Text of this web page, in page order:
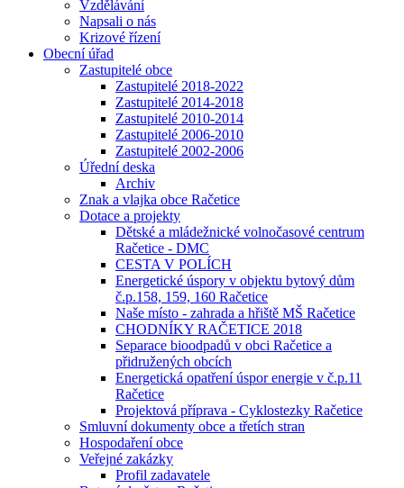
Vzdělávání
Napsali o nás
Krizové řízení
Obecní úřad
Zastupitelé obce
Zastupitelé 2018-2022
Zastupitelé 2014-2018
Zastupitelé 2010-2014
Zastupitelé 2006-2010
Zastupitelé 2002-2006
Úřední deska
Archiv
Znak a vlajka obce Račetice
Dotace a projekty
Dětské a mládežnické volnočasové centrum
Račetice - DMC
CESTA V POLÍCH
Energetické úspory v objektu bytový dům
č.p.158, 159, 160 Račetice
Naše místo - zahrada a hřiště MŠ Račetice
CHODNÍKY RAČETICE 2018
Separace bioodpadů v obci Račetice a
přidružených obcích
Energetická opatření úspor energie v č.p.11
Račetice
Projektová příprava - Cyklostezky Račetice
Smluvní dokumenty obce a třetích stran
Hospodaření obce
Veřejné zakázky
Profil zadavatele